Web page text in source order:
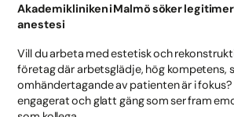
Akademikliniken iMalmösöker
anestesi
Vill du arbeta med estetisk och
företag där arbetsglädje, hög kompetens,
omhändertagande av patienten är i fokus?
engagerat och glatt gäng som ser fram